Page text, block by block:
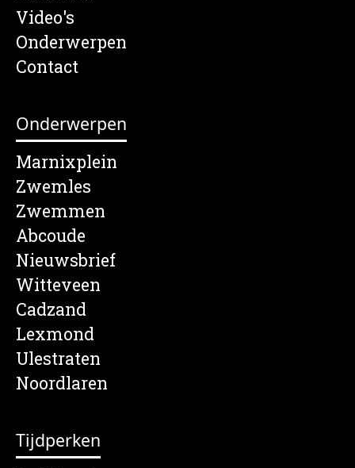
Video's
Onderwerpen
Contact
Onderwerpen
Marnixplein
Zwemles
Zwemmen
Abcoude
Nieuwsbrief
Witteveen
Cadzand
Lexmond
Ulestraten
Noordlaren
Tijdperken